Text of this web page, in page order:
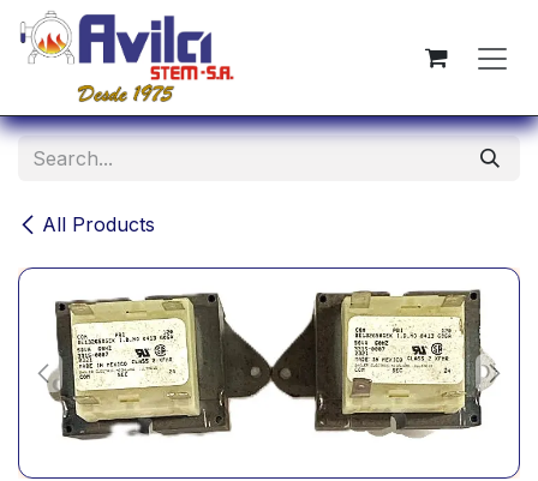
Skip to Content
All Products